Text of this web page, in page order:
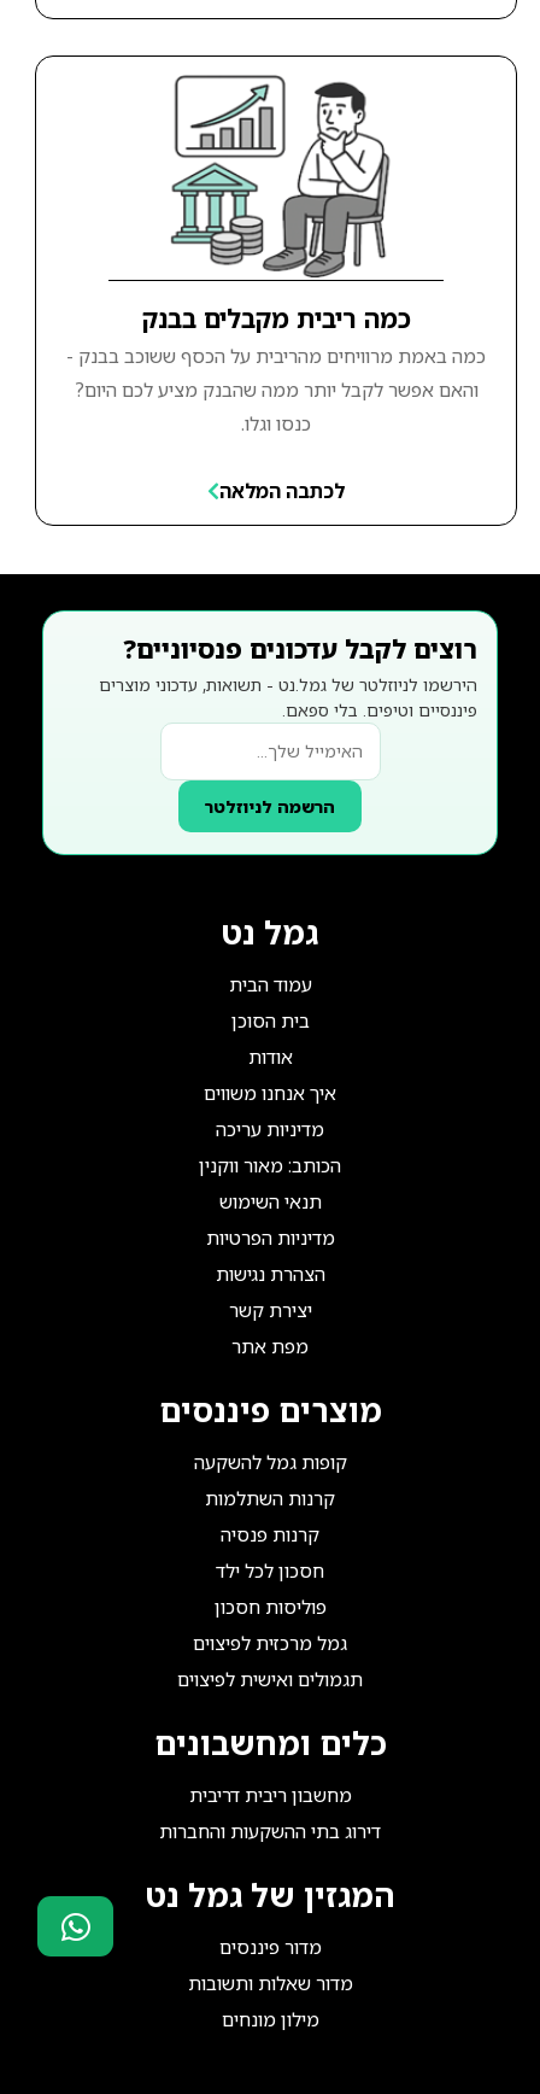
כמה ריבית מקבלים בבנק
כמה באמת מרוויחים מהריבית על הכסף ששוכב בבנק -
והאם אפשר לקבל יותר ממה שהבנק מציע לכם היום?
כנסו וגלו.
לכתבה המלאה
רוצים לקבל עדכונים פנסיוניים?
הירשמו לניוזלטר של גמל.נט - תשואות, עדכוני מוצרים
פיננסיים וטיפים. בלי ספאם.
הרשמה לניוזלטר
גמל נט
עמוד הבית
בית הסוכן
אודות
איך אנחנו משווים
מדיניות עריכה
הכותב: מאור ווקנין
תנאי השימוש
מדיניות הפרטיות
הצהרת נגישות
יצירת קשר
מפת אתר
מוצרים פיננסים
קופות גמל להשקעה
קרנות השתלמות
קרנות פנסיה
חסכון לכל ילד
פוליסות חסכון
גמל מרכזית לפיצוים
תגמולים ואישית לפיצוים
כלים ומחשבונים
מחשבון ריבית דריבית
דירוג בתי ההשקעות והחברות
המגזין של גמל נט
מדור פיננסים
מדור שאלות ותשובות
מילון מונחים